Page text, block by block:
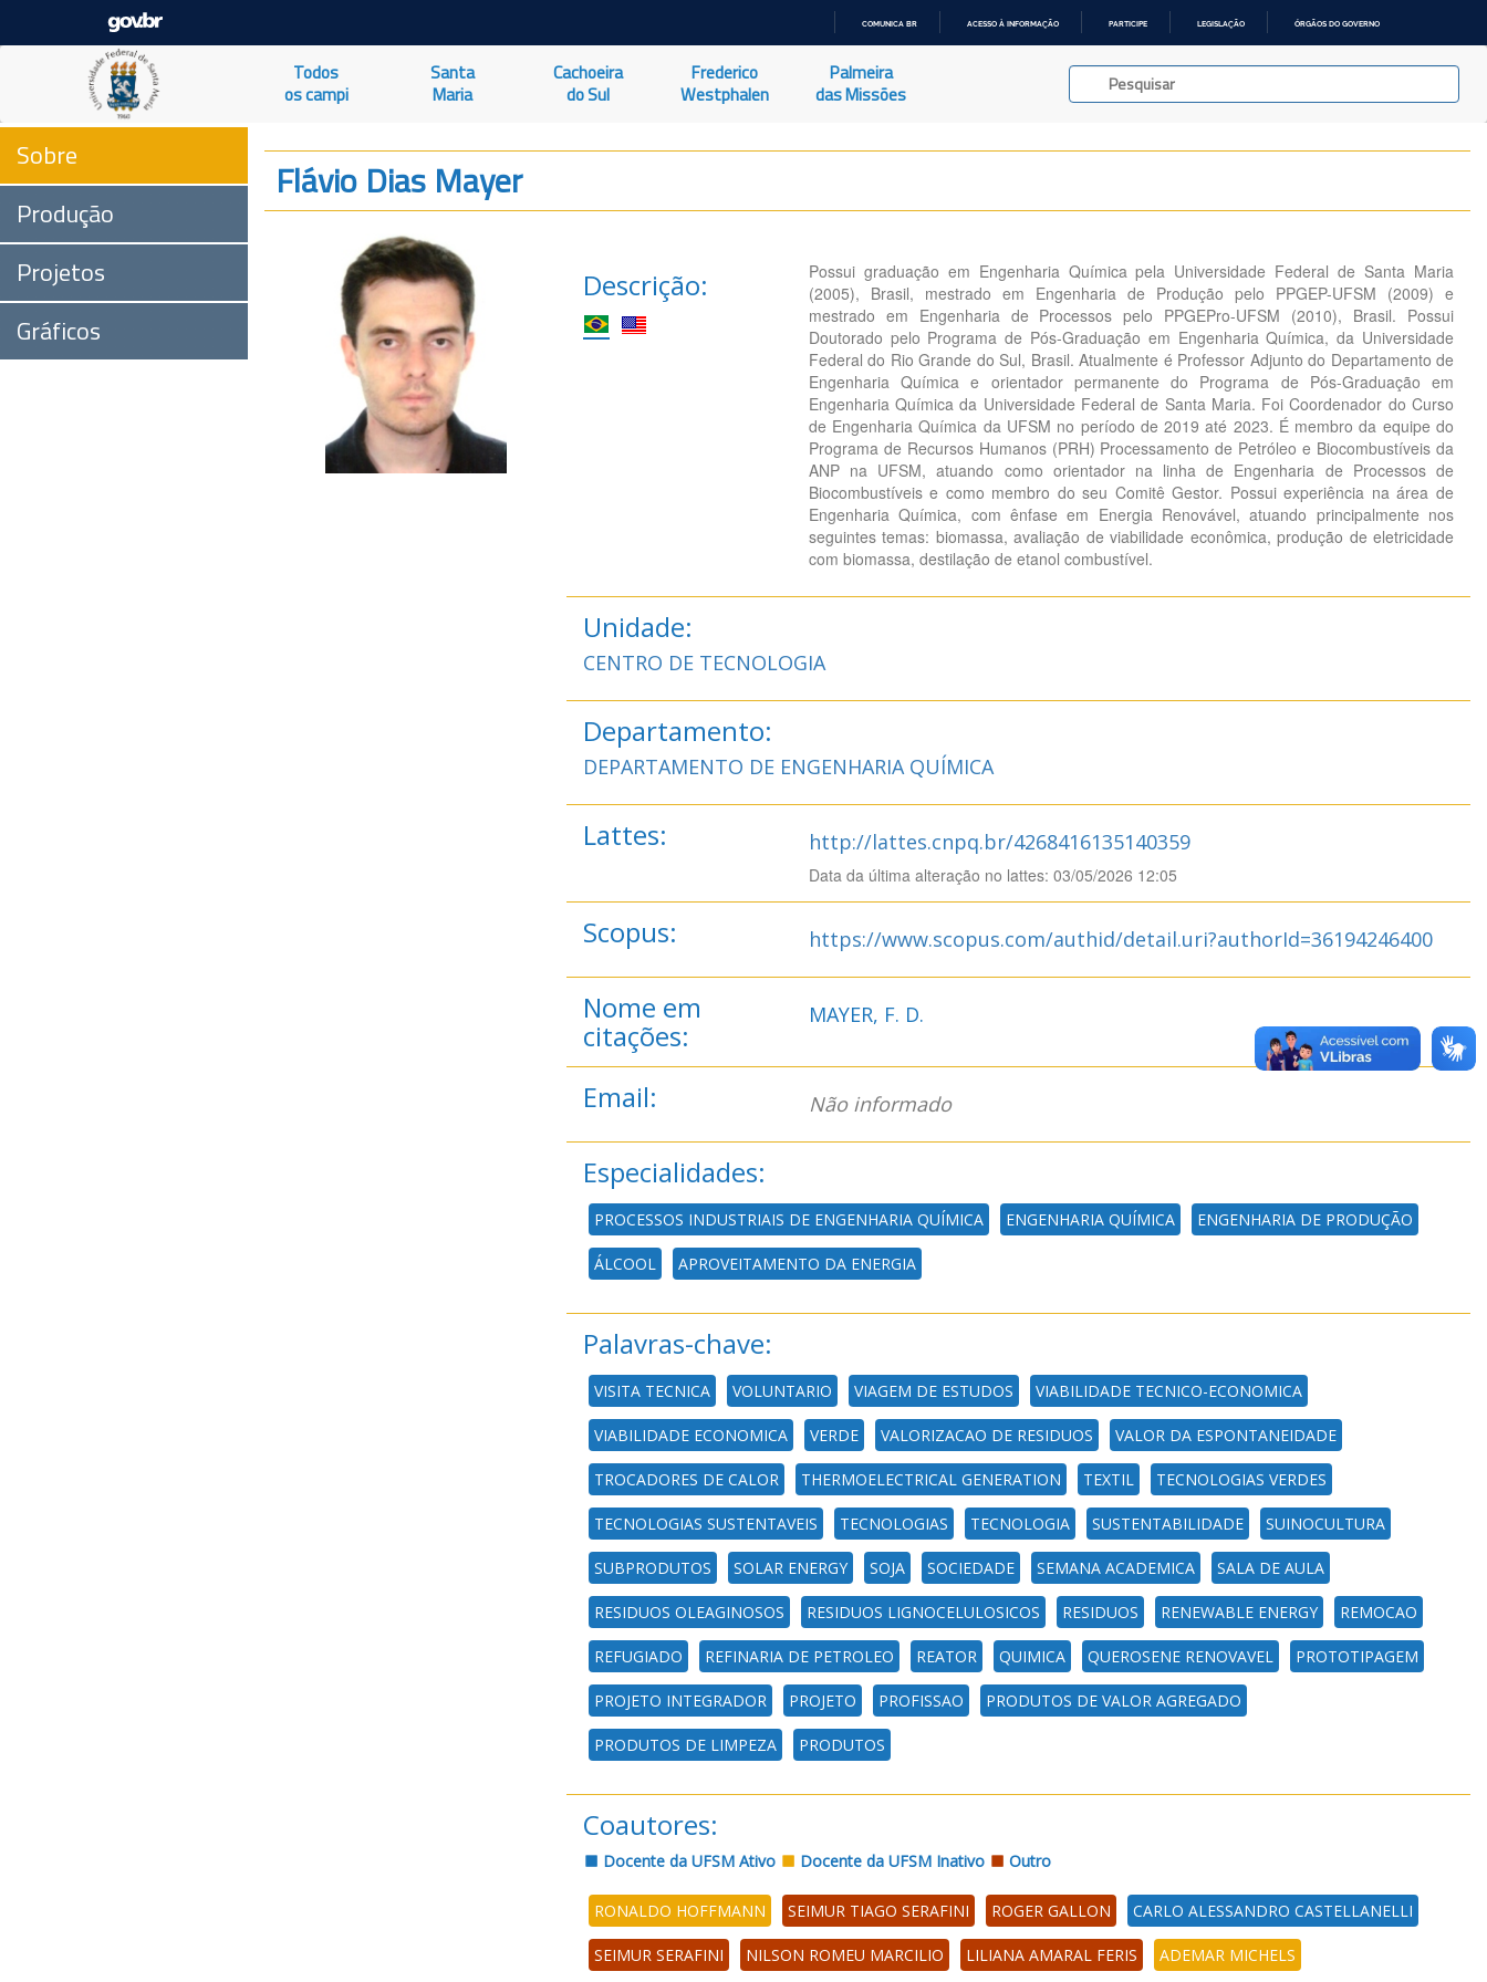
O
COMUNICA BR ACESSO À INFORMAÇÃO PARTICIPE LEGISLAÇÃO ÓRGÃOS DO GOVERNO
Todos
os campi
Santa
Maria
Cachoeira
do Sul
Frederico
Westphalen
Palmeira
das Missões
Sobre
Produção
Projetos
Gráficos
Flávio Dias Mayer
Descrição:
Possui graduação em Engenharia Química pela Universidade Federal de Santa Maria
(2005), Brasil, mestrado em Engenharia de Produção pelo PPGEP-UFSM (2009) e
mestrado em Engenharia de Processos pelo PPGEPro-UFSM (2010), Brasil. Possui
Doutorado pelo Programa de Pós-Graduação em Engenharia Química, da Universidade
Federal do Rio Grande do Sul, Brasil. Atualmente é Professor Adjunto do Departamento de
Engenharia Química e orientador permanente do Programa de Pós-Graduação em
Engenharia Química da Universidade Federal de Santa Maria. Foi Coordenador do Curso
de Engenharia Química da UFSM no período de 2019 até 2023. É membro da equipe do
Programa de Recursos Humanos (PRH) Processamento de Petróleo e Biocombustíveis da
ANP na UFSM, atuando como orientador na linha de Engenharia de Processos de
Biocombustíveis e como membro do seu Comitê Gestor. Possui experiência na área de
Engenharia Química, com ênfase em Energia Renovável, atuando principalmente nos
seguintes temas: biomassa, avaliação de viabilidade econômica, produção de eletricidade
com biomassa, destilação de etanol combustível.
Unidade:
CENTRO DE TECNOLOGIA
Departamento:
DEPARTAMENTO DE ENGENHARIA QUÍMICA
Lattes: http://lattes.cnpq.br/4268416135140359
Data da última alteração no lattes: 03/05/2026 12:05
Scopus: https://www.scopus.com/authid/detail.uri?authorId=36194246400
Nome em
citações:
MAYER, F. D.
Email: Não informado
Especialidades:
PROCESSOS INDUSTRIAIS DE ENGENHARIA QUÍMICA ENGENHARIA QUÍMICA ENGENHARIA DE PRODUÇÃO
ÁLCOOL APROVEITAMENTO DA ENERGIA
Palavras-chave:
VISITA TECNICA VOLUNTARIO VIAGEM DE ESTUDOS VIABILIDADE TECNICO-ECONOMICA
VIABILIDADE ECONOMICA VERDE VALORIZACAO DE RESIDUOS VALOR DA ESPONTANEIDADE
TROCADORES DE CALOR THERMOELECTRICAL GENERATION TEXTIL TECNOLOGIAS VERDES
TECNOLOGIAS SUSTENTAVEIS TECNOLOGIAS TECNOLOGIA SUSTENTABILIDADE SUINOCULTURA
SUBPRODUTOS SOLAR ENERGY SOJA SOCIEDADE SEMANA ACADEMICA SALA DE AULA
RESIDUOS OLEAGINOSOS RESIDUOS LIGNOCELULOSICOS RESIDUOS RENEWABLE ENERGY REMOCAO
REFUGIADO REFINARIA DE PETROLEO REATOR QUIMICA QUEROSENE RENOVAVEL PROTOTIPAGEM
PROJETO INTEGRADOR PROJETO PROFISSAO PRODUTOS DE VALOR AGREGADO
PRODUTOS DE LIMPEZA PRODUTOS
Coautores:
Docente da UFSM Ativo Docente da UFSM Inativo Outro
RONALDO HOFFMANN SEIMUR TIAGO SERAFINI ROGER GALLON CARLO ALESSANDRO CASTELLANELLI
SEIMUR SERAFINI NILSON ROMEU MARCILIO LILIANA AMARAL FERIS ADEMAR MICHELS